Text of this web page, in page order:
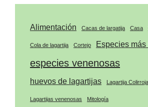
Alimentación Cacas de largatija Casa
Cola de lagartija Cortejo Especies
especies venenosas
huevos de lagartijas Lagartija Colirroja
Lagartijas venenosas Mitología